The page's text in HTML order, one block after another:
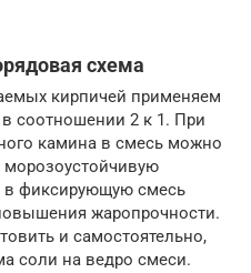
схема
кирпичей применяем
соотношении 2 к 1. При
камина в смесь можно
морозоустойчивую
в фиксирующую смесь
жаропрочности.
и самостоятельно,
соли на ведро смеси.